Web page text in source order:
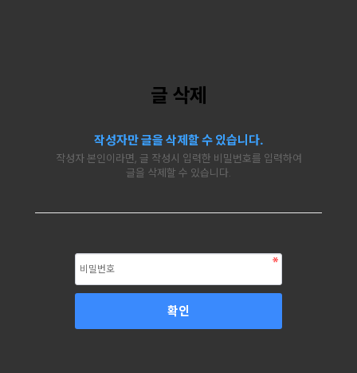
글 삭제
작성자만 글을 삭제할 수 있습니다.
작성자 본인이라면, 글 작성시 입력한 비밀번호를 입력하여
글을 삭제할 수 있습니다.